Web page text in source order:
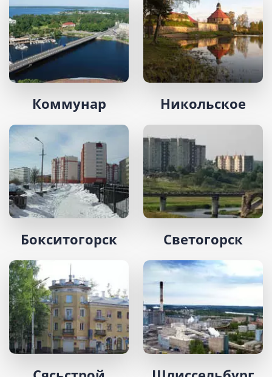
Коммунар Никольское
Бокситогорск Светогорск